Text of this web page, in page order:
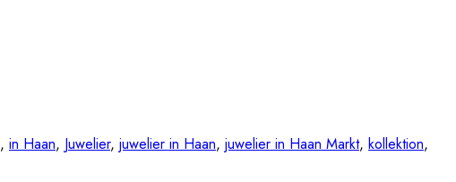
, in Haan, Juwelier, juwelier in Haan, juwelier in Haan Markt, kollektion,